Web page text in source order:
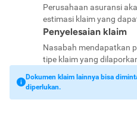
Perusahaan asuransi
estimasi klaim yang
Penyelesaian klaim
Nasabah mendapatkan
tipe klaim yang
Dokumen klaim lainnya bisa
diperlukan.